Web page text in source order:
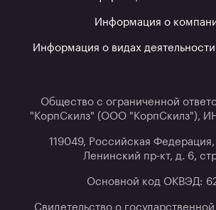
Информация о
Информация о видах
Общество с ограниченной
"КорпСкилз" (ООО "КорпСкилз"),
119049, Российская
Ленинский пр-кт, д. 6,
Основной код ОКВЭД:
Свидетельство о